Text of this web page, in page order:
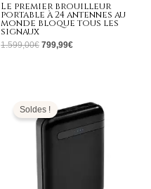
Le premier brouilleur
portable à 24 antennes au
monde bloque tous les
signaux
1.599,00€ 799,99€
Soldes !
initial
était :
269,00€.
actuel
est :
129,99€.